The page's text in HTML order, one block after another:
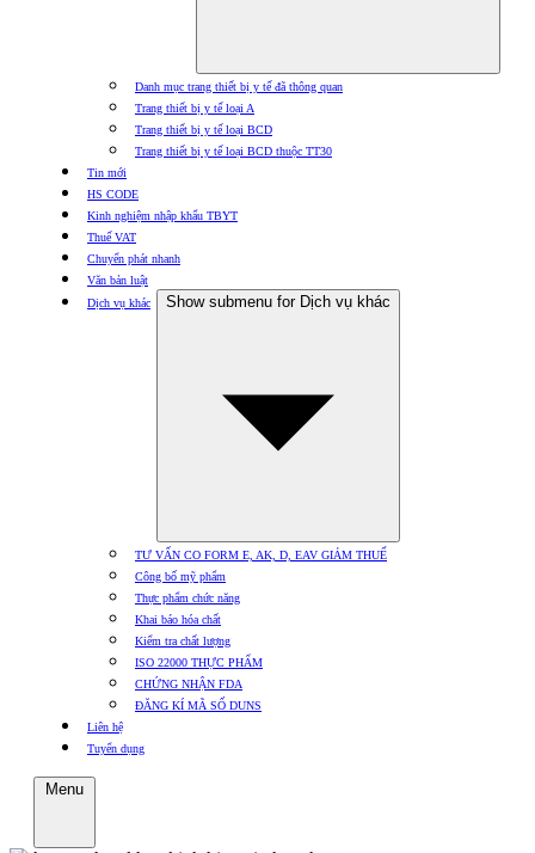
Danh mục trang thiết bị y tế đã thông quan
Trang thiết bị y tế loại A
Trang thiết bị y tế loại BCD
Trang thiết bị y tế loại BCD thuộc TT30
Tin mới
HS CODE
Kinh nghiệm nhập khẩu TBYT
Thuế VAT
Chuyển phát nhanh
Văn bản luật
Dịch vụ khác
Show submenu for Dịch vụ khác
TƯ VẤN CO FORM E, AK, D, EAV GIẢM THUẾ
Công bố mỹ phẩm
Thực phẩm chức năng
Khai báo hóa chất
Kiểm tra chất lượng
ISO 22000 THỰC PHẨM
CHỨNG NHẬN FDA
ĐĂNG KÍ MÃ SỐ DUNS
Liên hệ
Tuyển dụng
Menu